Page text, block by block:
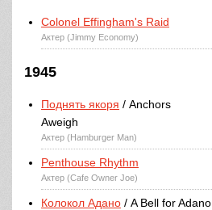
Colonel Effingham's Raid
Актер (Jimmy Economy)
1945
Поднять якоря / Anchors
Aweigh
Актер (Hamburger Man)
Penthouse Rhythm
Актер (Cafe Owner Joe)
Колокол Адано / A Bell for Adano